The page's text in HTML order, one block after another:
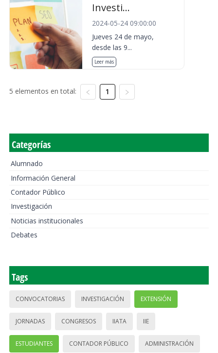
Investi...
2024-05-24 09:00:00
Jueves 24 de mayo,
desde las 9...
Leer más
5 elementos en total: 1
Categorías
Alumnado
Información General
Contador Público
Investigación
Noticias institucionales
Debates
Tags
CONVOCATORIAS INVESTIGACIÓN EXTENSIÓN
JORNADAS CONGRESOS IIATA IIE
ESTUDIANTES CONTADOR PÚBLICO ADMINISTRACIÓN